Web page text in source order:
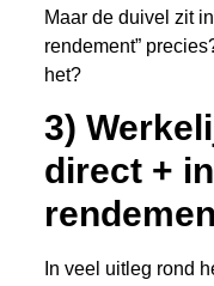
Maar de duivel zit
rendement”
het?
3)
direct +
In veel uitleg rond